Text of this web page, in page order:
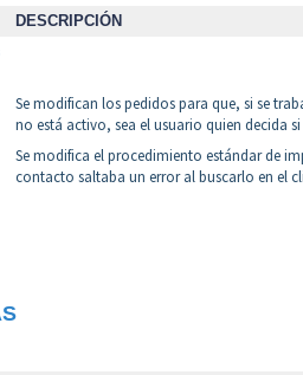
DESCRIPCIÓN
Se modifican los pedidos para que, si se
no está activo, sea el usuario quien decida
Se modifica el procedimiento estándar de
contacto saltaba un error al buscarlo en el